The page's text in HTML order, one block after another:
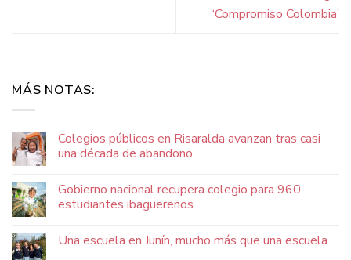
‘Compromiso Colombia’
MÁS NOTAS:
Colegios públicos en Risaralda avanzan tras casi
una década de abandono
Gobierno nacional recupera colegio para 960
estudiantes ibaguereños
Una escuela en Junín, mucho más que una escuela